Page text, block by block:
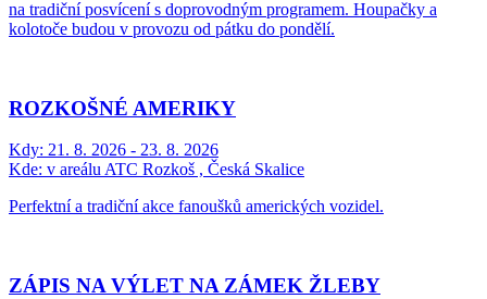
na tradiční posvícení s doprovodným programem. Houpačky a
kolotoče budou v provozu od pátku do pondělí.
ROZKOŠNÉ AMERIKY
Kdy: 21. 8. 2026 - 23. 8. 2026
Kde: v areálu ATC Rozkoš , Česká Skalice
Perfektní a tradiční akce fanoušků amerických vozidel.
ZÁPIS NA VÝLET NA ZÁMEK ŽLEBY